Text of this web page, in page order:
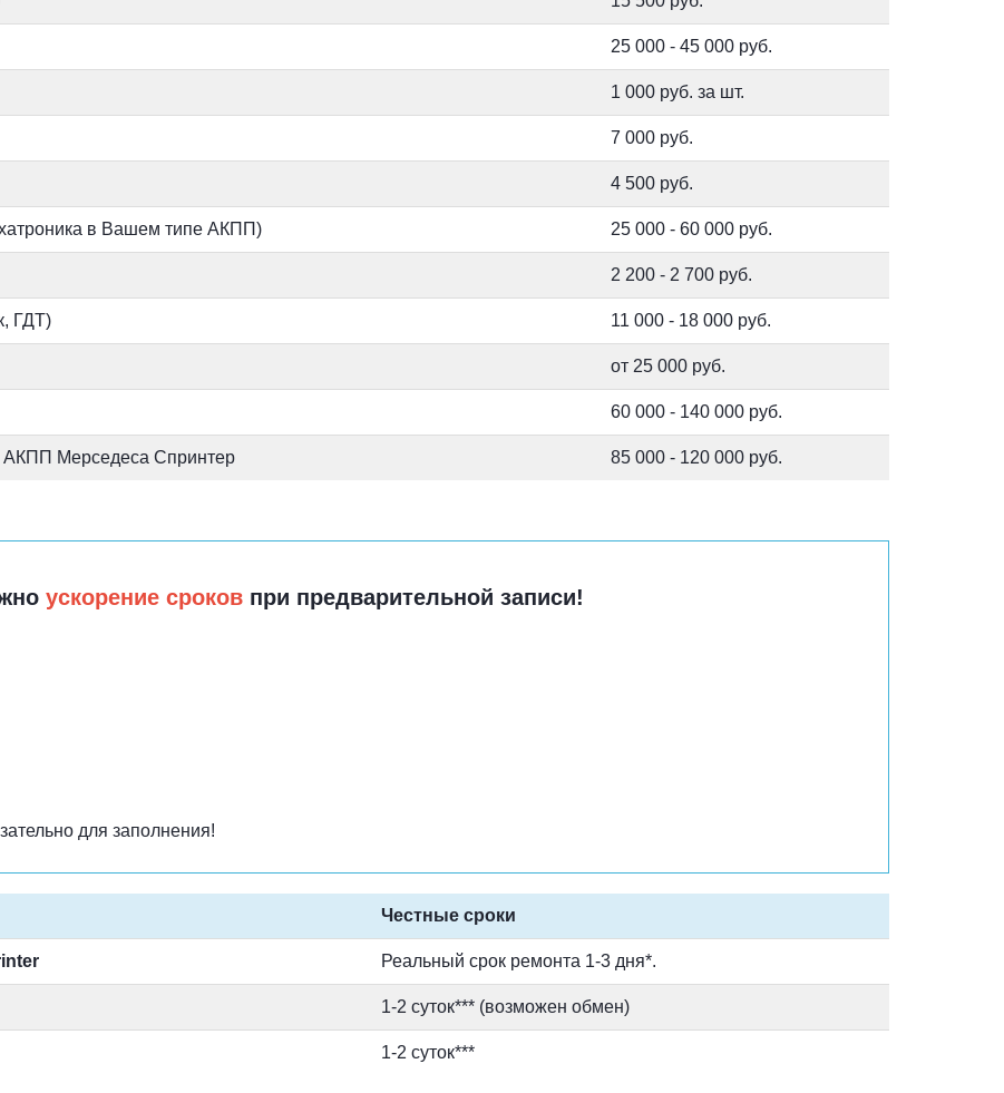
25 000 - 45 000 руб.
1 000 руб. за шт.
7 000 руб.
4 500 руб.
в Вашем типе АКПП) 25 000 - 60 000 руб.
2 200 - 2 700 руб.
ГДТ) 11 000 - 18 000 руб.
от 25 000 руб.
60 000 - 140 000 руб.
АКПП Мерседеса Спринтер 85 000 - 120 000 руб.
ускорение сроков при предварительной записи!
для заполнения!
Честные сроки
Реальный срок ремонта 1-3 дня*.
1-2 суток*** (возможен обмен)
1-2 суток***